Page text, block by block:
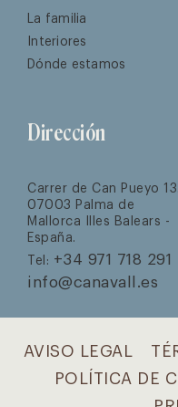
La familia
Interiores
Dónde estamos
Dirección
Carrer de Can Pueyo 13.
07003 Palma de
Mallorca Illes Balears -
España.
Tel: +34 971 718 291
info@canavall.es
AVISO LEGAL
POLÍTICA DE